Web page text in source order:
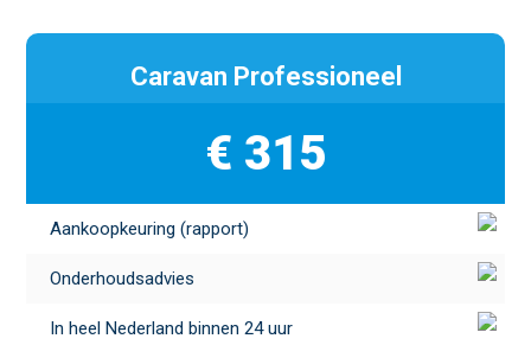
Caravan Professioneel
€ 315
Aankoopkeuring (rapport)
Onderhoudsadvies
In heel Nederland binnen 24 uur